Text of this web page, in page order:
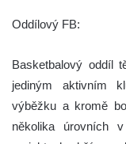
Oddílový FB:
Basketbalový oddíl
jediným aktivním
výběžku a kromě
několika úrovních